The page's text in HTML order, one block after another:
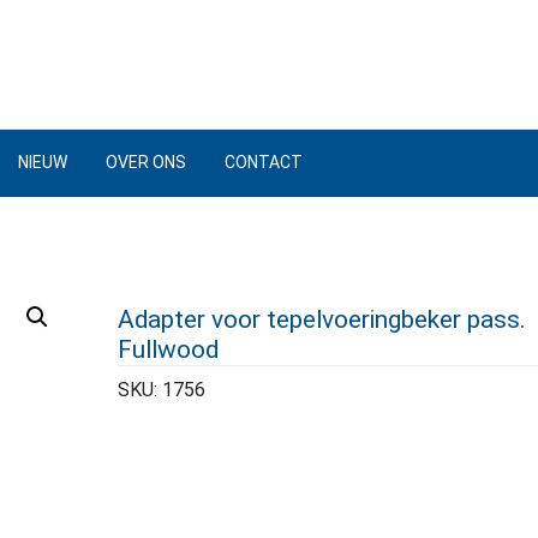
NIEUW OVER ONS CONTACT
Adapter voor tepelvoeringbeker pass.
Fullwood
SKU: 1756